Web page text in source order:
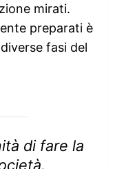
mirati.
preparati è
fasi del
di fare la